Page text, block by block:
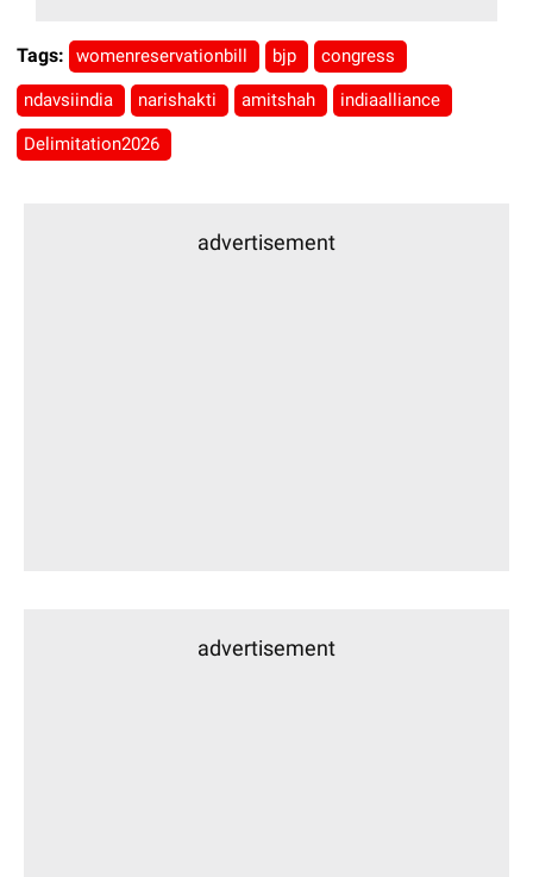
Tags: womenreservationbill bjp congress
ndavsiindia narishakti amitshah indiaalliance
Delimitation2026
advertisement
advertisement